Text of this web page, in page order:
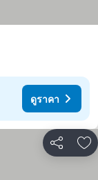
ดูราคา
แชร์ เ